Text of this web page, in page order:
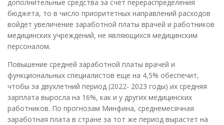
дополнительные средства за счет перераспределения
бюджета, то в число приоритетных направлений расходов
войдет увеличение заработной платы врачей и работников
медицинских учреждений, не являющихся медицинским
персоналом.
Повышение средней заработной платы врачей и
функциональных специалистов еще на 4,5% обеспечит,
чтобы за двухлетний период (2022- 2023 годы) их средняя
зарплата выросла на 16%, как и у других медицинских
работников. По прогнозам Минфина, среднемесячная
заработная плата в стране за тот же период вырастет на